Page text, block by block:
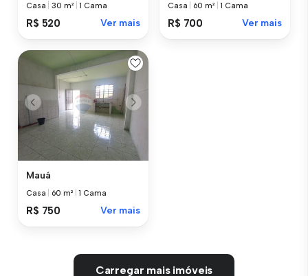
Casa |30 m² |1 Cama
R$ 520 Ver mais
Casa 60 m² |1 Cama
R$ 700 Ver mais
Mauá
Casa 60 m² |1 Cama
R$ 750 Ver mais
Carregar mais imóveis